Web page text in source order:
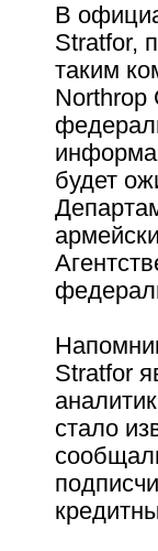
В
Stratfor,
таким
Northrop
будет
Stratfor
стало